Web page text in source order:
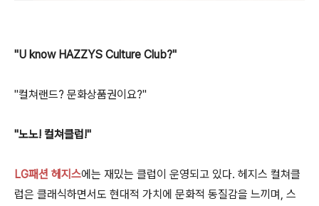
"U know HAZZYS Culture Club?"
"컬쳐랜드? 문화상품권이요?"
"노노! 컬쳐클럽!"
LG패션 헤지스에는 재밌는 클럽이 운영되고 있다. 헤지스 컬쳐클
럽은 클래식하면서도 현대적 가치에 문화적 동질감을 느끼며, 스